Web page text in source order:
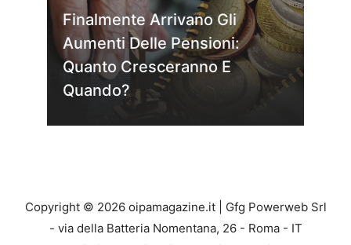
Finalmente Arrivano Gli
Aumenti Delle Pensioni:
Quanto Cresceranno E
Quando?
Copyright © 2026 oipamagazine.it | Gfg Powerweb Srl
- via della Batteria Nomentana, 26 - Roma - IT